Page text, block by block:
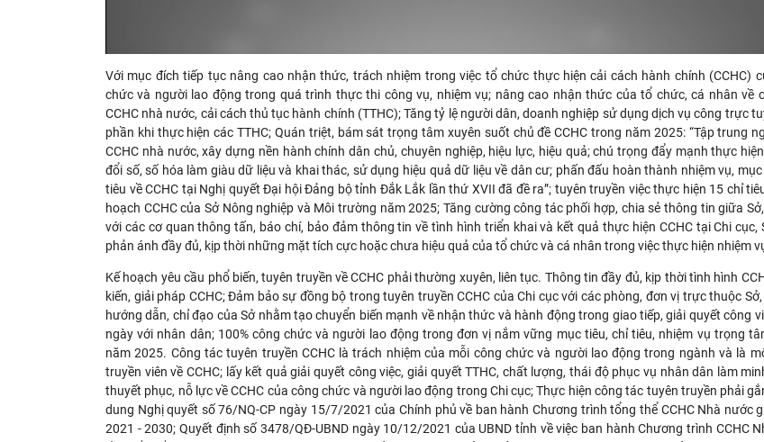
Với mục đích tiếp tục nâng cao nhận thức, trách nhiệm trong việc tổ chức thực hiện cải cách hành chính (CCHC)
chức và người lao động trong quá trình thực thi công vụ, nhiệm vụ; nâng cao nhận thức của tổ chức, cá nhân về
CCHC nhà nước, cải cách thủ tục hành chính (TTHC); Tăng tỷ lệ người dân, doanh nghiệp sử dụng dịch vụ công trực
phần khi thực hiện các TTHC; Quán triệt, bám sát trọng tâm xuyên suốt chủ đề CCHC trong năm 2025: “Tập trung
CCHC nhà nước, xây dựng nền hành chính dân chủ, chuyên nghiệp, hiệu lực, hiệu quả; chú trọng đẩy mạnh thực
đổi số, số hóa làm giàu dữ liệu và khai thác, sử dụng hiệu quả dữ liệu về dân cư; phấn đấu hoàn thành nhiệm vụ,
tiêu về CCHC tại Nghị quyết Đại hội Đảng bộ tỉnh Đắk Lắk lần thứ XVII đã đề ra”; tuyên truyền việc thực hiện 15 chỉ
hoạch CCHC của Sở Nông nghiệp và Môi trường năm 2025; Tăng cường công tác phối hợp, chia sẻ thông tin giữa
với các cơ quan thông tấn, báo chí, bảo đảm thông tin về tình hình triển khai và kết quả thực hiện CCHC tại Chi cục,
phản ánh đầy đủ, kịp thời những mặt tích cực hoặc chưa hiệu quả của tổ chức và cá nhân trong việc thực hiện nhiệm
Kế hoạch yêu cầu phổ biến, tuyên truyền về CCHC phải thường xuyên, liên tục. Thông tin đầy đủ, kịp thời tình hình
kiến, giải pháp CCHC; Đảm bảo sự đồng bộ trong tuyên truyền CCHC của Chi cục với các phòng, đơn vị trực thuộc
hướng dẫn, chỉ đạo của Sở nhằm tạo chuyển biến mạnh về nhận thức và hành động trong giao tiếp, giải quyết công
ngày với nhân dân; 100% công chức và người lao động trong đơn vị nắm vững mục tiêu, chỉ tiêu, nhiệm vụ trọng
năm 2025. Công tác tuyên truyền CCHC là trách nhiệm của mỗi công chức và người lao động trong ngành và là
truyền viên về CCHC; lấy kết quả giải quyết công việc, giải quyết TTHC, chất lượng, thái độ phục vụ nhân dân làm
thuyết phục, nỗ lực về CCHC của công chức và người lao động trong Chi cục; Thực hiện công tác tuyên truyền phải
dung Nghị quyết số 76/NQ-CP ngày 15/7/2021 của Chính phủ về ban hành Chương trình tổng thể CCHC Nhà nước
2021 - 2030; Quyết định số 3478/QĐ-UBND ngày 10/12/2021 của UBND tỉnh về việc ban hành Chương trình CCHC